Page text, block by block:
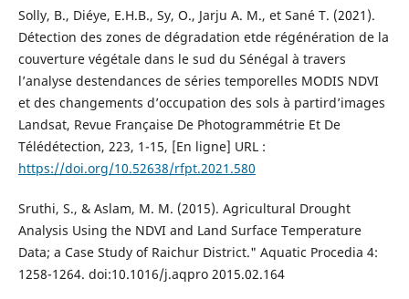
Solly, B., Diéye, E.H.B., Sy, O., Jarju A. M., et Sané T. (2021).
Détection des zones de dégradation etde régénération de la
couverture végétale dans le sud du Sénégal à travers
l’analyse destendances de séries temporelles MODIS NDVI
et des changements d’occupation des sols à partird’images
Landsat, Revue Française De Photogrammétrie Et De
Télédétection, 223, 1-15, [En ligne] URL :
https://doi.org/10.52638/rfpt.2021.580
Sruthi, S., & Aslam, M. M. (2015). Agricultural Drought
Analysis Using the NDVI and Land Surface Temperature
Data; a Case Study of Raichur District." Aquatic Procedia 4:
1258-1264. doi:10.1016/j.aqpro 2015.02.164